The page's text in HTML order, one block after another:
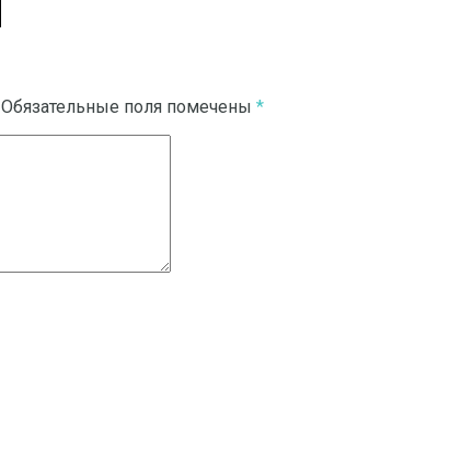
Обязательные поля помечены *